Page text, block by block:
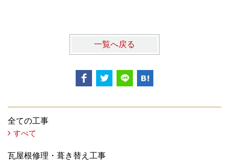
一覧へ戻る
全ての工事
すべて
瓦屋根修理・葺き替え工事